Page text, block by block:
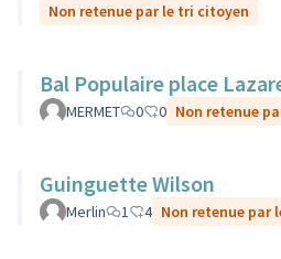
Non retenue par le tri citoyen
Bal Populaire place
MERMET 0 0 Non retenue
Guinguette Wilson
Merlin 1 4 Non retenue par